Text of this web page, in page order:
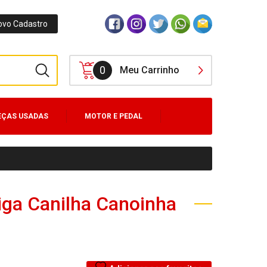
Cadastro
0 Meu Carrinho
USADAS MOTOR E PEDAL
Canilha Canoinha